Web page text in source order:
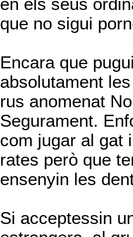
en els seus
que no sigui
Encara que
absolutament
rus anomenat
Segurament.
com jugar al gat
rates però que
ensenyin les
Si acceptessin